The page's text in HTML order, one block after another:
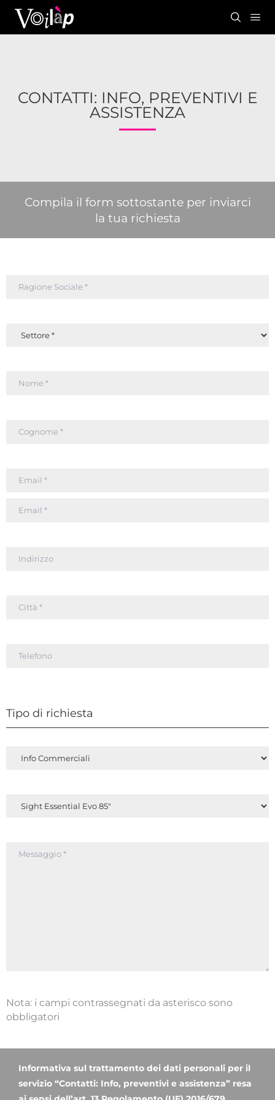
CONTATTI: INFO, PREVENTIVI E
ASSISTENZA
Compila il form sottostante per inviarci
la tua richiesta
Tipo di richiesta
Nota: i campi contrassegnati da asterisco sono
obbligatori
Informativa sul trattamento dei dati personali per il
servizio “Contatti: Info, preventivi e assistenza” resa